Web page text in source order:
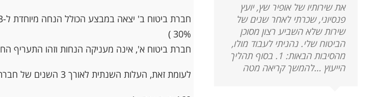
30% )
חברת ביטוח א', אינה מעניקה הנחות וזהו התעריף
לעומת זאת, העלות השנתית לאורך 3 השנים של חברת ביטוח ב', תהיה:
את שירותיו של אופיר שץ, יועץ
פנסיוני, שכרתי לאחר שנים של
שירות שלא השביע רצון מסוכן
הביטוח שלי. נהניתי לעבוד מולו,
מהסיבות הבאות: 1. בסוף תהליך
הייעוץ …להמשך קריאה מטה